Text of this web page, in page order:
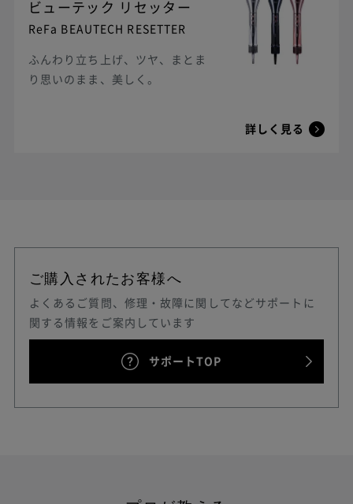
ビューテック リセッター
ReFa BEAUTECH RESETTER
ふんわり立ち上げ、ツヤ、まとま
り思いのまま、美しく。
詳しく見る
ご購入されたお客様へ
よくあるご質問、修理・故障に関してなどサポートに
関する情報をご案内しています
サポートTOP